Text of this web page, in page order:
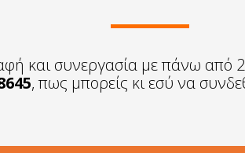
και συνεργασία με πάνω
, πως μπορείς κι εσύ να